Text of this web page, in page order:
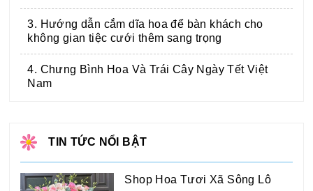
3. Hướng dẫn cắm dĩa hoa để bàn khách cho
không gian tiệc cưới thêm sang trọng
4. Chưng Bình Hoa Và Trái Cây Ngày Tết Việt
Nam
TIN TỨC NỔI BẬT
Shop Hoa Tươi Xã Sông Lô